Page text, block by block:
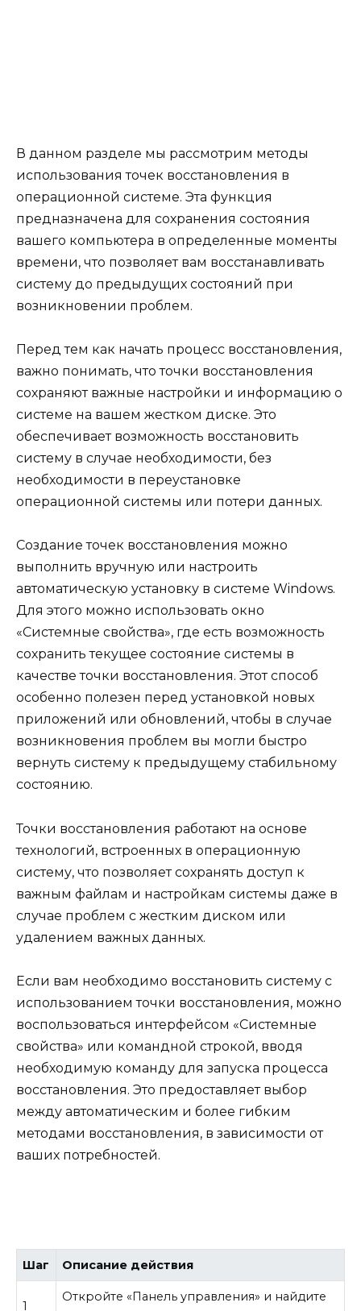
В данном разделе мы рассмотрим методы
использования точек восстановления в
операционной системе. Эта функция
предназначена для сохранения состояния
вашего компьютера в определенные моменты
времени, что позволяет вам восстанавливать
систему до предыдущих состояний при
возникновении проблем.
Перед тем как начать процесс восстановления,
важно понимать, что точки восстановления
сохраняют важные настройки и информацию о
системе на вашем жестком диске. Это
обеспечивает возможность восстановить
систему в случае необходимости, без
необходимости в переустановке
операционной системы или потери данных.
Создание точек восстановления можно
выполнить вручную или настроить
автоматическую установку в системе Windows.
Для этого можно использовать окно
«Системные свойства», где есть возможность
сохранить текущее состояние системы в
качестве точки восстановления. Этот способ
особенно полезен перед установкой новых
приложений или обновлений, чтобы в случае
возникновения проблем вы могли быстро
вернуть систему к предыдущему стабильному
состоянию.
Точки восстановления работают на основе
технологий, встроенных в операционную
систему, что позволяет сохранять доступ к
важным файлам и настройкам системы даже в
случае проблем с жестким диском или
удалением важных данных.
Если вам необходимо восстановить систему с
использованием точки восстановления, можно
воспользоваться интерфейсом «Системные
свойства» или командной строкой, вводя
необходимую команду для запуска процесса
восстановления. Это предоставляет выбор
между автоматическим и более гибким
методами восстановления, в зависимости от
ваших потребностей.
Шаг Описание действия
1
Откройте «Панель управления» и найдите